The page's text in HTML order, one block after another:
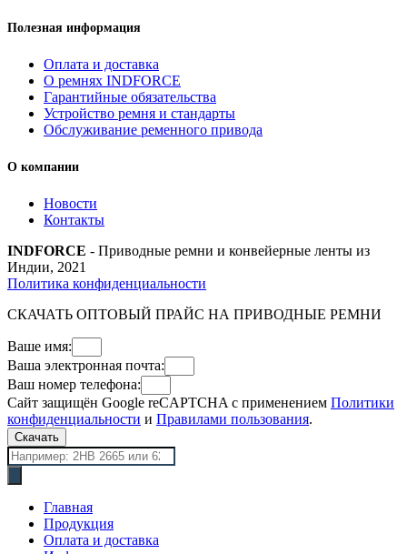
Полезная информация
Оплата и доставка
О ремнях INDFORCE
Гарантийные обязательства
Устройство ремня и стандарты
Обслуживание ременного привода
О компании
Новости
Контакты
INDFORCE - Приводные ремни и конвейерные ленты из
Индии, 2021
Политика конфиденциальности
СКАЧАТЬ ОПТОВЫЙ ПРАЙС НА ПРИВОДНЫЕ РЕМНИ
Ваше имя:
Ваша электронная почта:
Ваш номер телефона:
Сайт защищён Google reCAPTCHA с применением Политики
конфиденциальности и Правилами пользования.
Скачать
Поиск
товаров
Главная
Продукция
Оплата и доставка